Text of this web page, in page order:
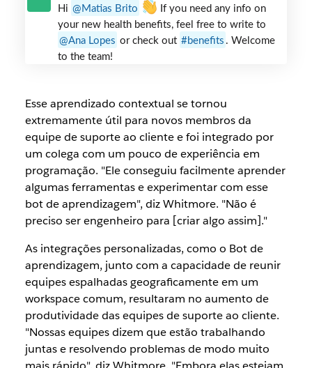
app
integration
Hi Matias Brito
If you need any info on
your new health benefits, feel free to write to
Ana Lopes or check out benefits
. Welcome
to the team!
Esse aprendizado contextual se tornou
extremamente útil para novos membros da
equipe de suporte ao cliente e foi integrado por
um colega com um pouco de experiência em
programação. "Ele conseguiu facilmente aprender
algumas ferramentas e experimentar com esse
bot de aprendizagem", diz Whitmore. "Não é
preciso ser engenheiro para [criar algo assim]."
As integrações personalizadas, como o Bot de
aprendizagem, junto com a capacidade de reunir
equipes espalhadas geograficamente em um
workspace comum, resultaram no aumento de
produtividade das equipes de suporte ao cliente.
"Nossas equipes dizem que estão trabalhando
juntas e resolvendo problemas de modo muito